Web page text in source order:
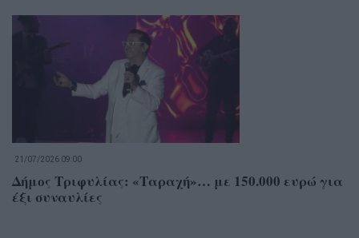
21/07/2026 09:00
Δήμος Τριφυλίας: «Ταραχή»… με 150.000 ευρώ για
έξι συναυλίες